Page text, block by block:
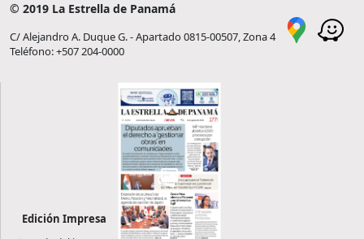
© 2019 La Estrella de Panamá
C/ Alejandro A. Duque G. - Apartado 0815-00507, Zona 4
Teléfono: +507 204-0000
Edición Impresa